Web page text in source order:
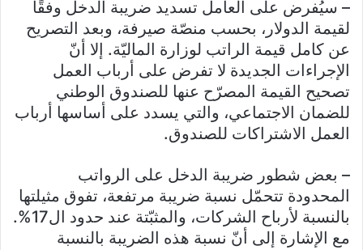
– سيُفرض على العامل تسديد ضريبة الدخل وفقًا
لقيمة الدولار، بحسب منصّة صيرفة، وبعد التصريح
عن كامل قيمة الراتب لوزارة الماليّة. إلا أنّ
الإجراءات الجديدة لا تفرض على أرباب العمل
تصحيح القيمة المصرّح عنها للصندوق الوطني
للضمان الاجتماعي، والتي يسدد على أساسها أرباب
العمل الاشتراكات للصندوق.
– بعض شطور ضريبة الدخل على الرواتب
المحدودة تتحمّل نسبة ضريبة مرتفعة، تفوق مثيلتها
بالنسبة لأرباح الشركات، والمثبّتة عند حدود ال17%.
مع الإشارة إلى أنّ نسبة هذه الضريبة بالنسبة